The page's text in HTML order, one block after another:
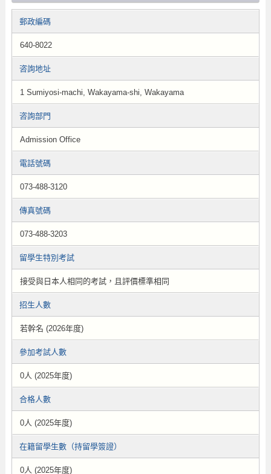
郵政編碼
640-8022
咨詢地址
1 Sumiyosi-machi, Wakayama-shi, Wakayama
咨詢部門
Admission Office
電話號碼
073-488-3120
傳真號碼
073-488-3203
留學生特別考試
接受與日本人相同的考試，且評價標準相同
招生人數
若幹名 (2026年度)
參加考試人數
0人 (2025年度)
合格人數
0人 (2025年度)
在籍留學生數（持留學簽證）
0人 (2025年度)